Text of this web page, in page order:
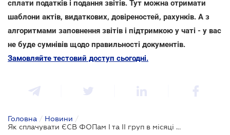
сплати податків і подання звітів. Тут можна отримати
шаблони актів, видаткових, довіреностей, рахунків. А з
алгоритмами заповнення звітів і підтримкою у чаті - у вас
не буде сумнівів щодо правильності документів.
Замовляйте тестовий доступ сьогодні.
Головна / Новини /
Як сплачувати ЄСВ ФОПам І та ІІ груп в місяці реєстрації